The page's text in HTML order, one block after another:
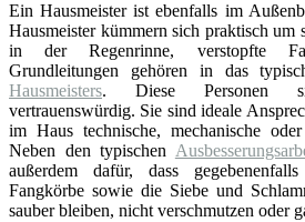
Ein Hausmeister ist ebenfalls im
Hausmeister kümmern sich praktisch um
in der Regenrinne, verstopfte
Grundleitungen gehören in das
Hausmeisters. Diese Personen
vertrauenswürdig. Sie sind ideale
im Haus technische, mechanische
Neben den typischen
außerdem dafür, dass
Fangkörbe sowie die Siebe und
sauber bleiben, nicht verschmutzen oder